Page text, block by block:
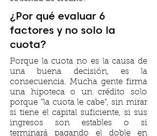
¿Por qué evaluar 6
factores y no solo la
cuota?
Porque la cuota no es la causa de
una buena decisión, es la
consecuencia. Mucha gente firma
una hipoteca o un crédito solo
porque "la cuota le cabe", sin mirar
si tiene el capital suficiente, si sus
ingresos son estables o si
terminará pagando el doble en